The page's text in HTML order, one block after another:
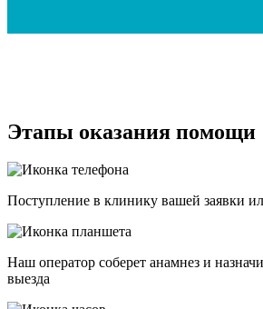
Этапы оказания помощи
Поступление в клинику вашей заявки
Наш оператор соберет анамнез и
выезда